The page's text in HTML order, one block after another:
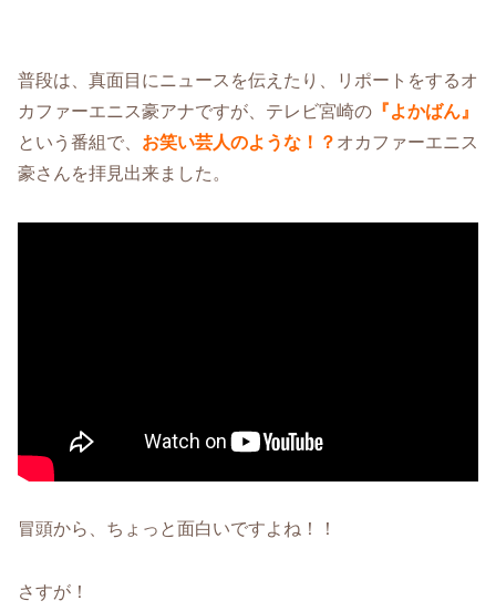
普段は、真面目にニュースを伝えたり、リポートをするオ
カファーエニス豪アナですが、テレビ宮崎の 『よかばん』
という番組で、 お笑い芸人のような！？ オカファーエニス
豪さんを拝見出来ました。
冒頭から、ちょっと面白いですよね！！
さすが！